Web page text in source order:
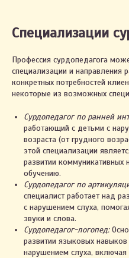
Специализации
Профессия сурдопедагога
специализации и направления
конкретных потребностей
некоторые из возможных
Сурдопедагог по ранней
работающий с детьми с
возраста (от грудного
этой специализации
развитии коммуникативных
обучению.
Сурдопедагог по
специалист работает над
с нарушением слуха,
звуки и слова.
Сурдопедагог-логопед:
развитии языковых
нарушением слуха, включая